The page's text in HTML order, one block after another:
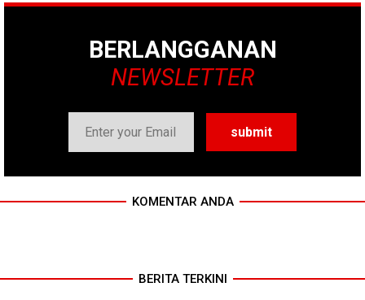
BERLANGGANAN
NEWSLETTER
KOMENTAR ANDA
BERITA TERKINI